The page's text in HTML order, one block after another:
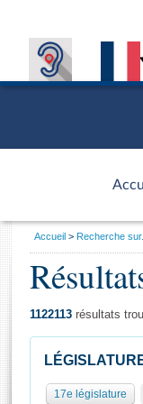
Général
Vous
Accueil Recherche sur...
1122113 résultats
17e législature